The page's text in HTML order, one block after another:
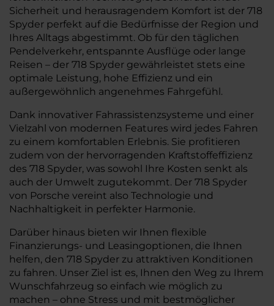
Sicherheit und herausragendem Komfort ist der 718
Spyder perfekt auf die Bedürfnisse der Region und
Ihres Alltags abgestimmt. Ob für den täglichen
Pendelverkehr, entspannte Ausflüge oder lange
Reisen – der 718 Spyder gewährleistet stets eine
optimale Leistung, hohe Effizienz und ein
außergewöhnlich angenehmes Fahrgefühl.
Dank innovativer Fahrassistenzsysteme und einer
Vielzahl von modernen Features wird jedes Fahren
zu einem komfortablen Erlebnis. Sie profitieren
zudem von der hervorragenden Kraftstoffeffizienz
des 718 Spyder, was sowohl Ihre Kosten senkt als
auch der Umwelt zugutekommt. Der 718 Spyder
von Porsche vereint also Technologie und
Nachhaltigkeit in perfekter Harmonie.
Darüber hinaus bieten wir Ihnen flexible
Finanzierungs- und Leasingoptionen, die Ihnen
helfen, den 718 Spyder zu attraktiven Konditionen
zu fahren. Unser Ziel ist es, Ihnen den Weg zu Ihrem
Wunschfahrzeug so einfach wie möglich zu
machen – ohne Stress und mit bestmöglicher